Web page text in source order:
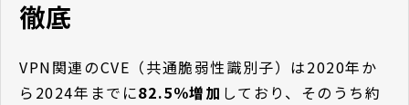
徹底
VPN関連のCVE（共通脆弱性識別子）は2020年か
ら2024年までに82.5％増加 しており、そのうち約